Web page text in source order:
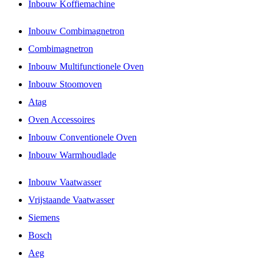
Inbouw Koffiemachine
Inbouw Combimagnetron
Combimagnetron
Inbouw Multifunctionele Oven
Inbouw Stoomoven
Atag
Oven Accessoires
Inbouw Conventionele Oven
Inbouw Warmhoudlade
Inbouw Vaatwasser
Vrijstaande Vaatwasser
Siemens
Bosch
Aeg